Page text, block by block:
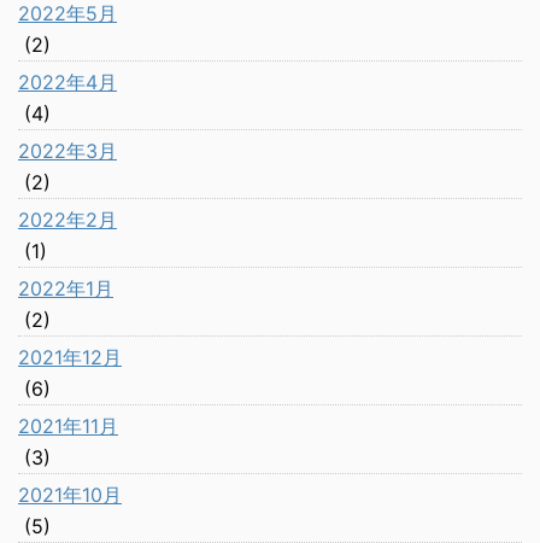
2022年5月
(2)
2022年4月
(4)
2022年3月
(2)
2022年2月
(1)
2022年1月
(2)
2021年12月
(6)
2021年11月
(3)
2021年10月
(5)